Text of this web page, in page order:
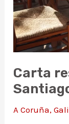
Carta
A Coruña,